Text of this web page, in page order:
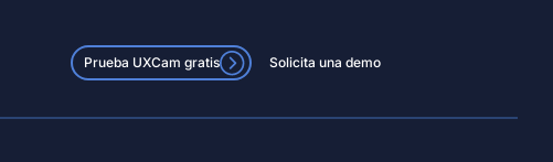
Prueba UXCam gratis Solicita una demo